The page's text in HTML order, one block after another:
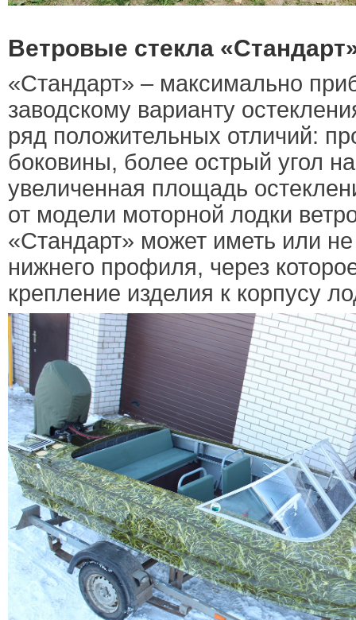
Ветровые стекла
«Стандарт» – максимально
заводскому варианту
ряд положительных отличий:
боковины, более острый угол
увеличенная площадь
от модели моторной лодки
«Стандарт» может иметь или
нижнего профиля, через
крепление изделия к корпусу